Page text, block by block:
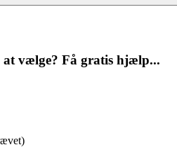
vælge? Få gratis hjælp...